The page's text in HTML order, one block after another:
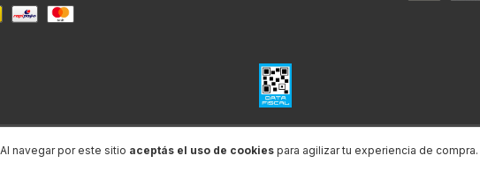
Al navegar por este sitio aceptás el uso de cookiespara agilizar tu experiencia de compra.